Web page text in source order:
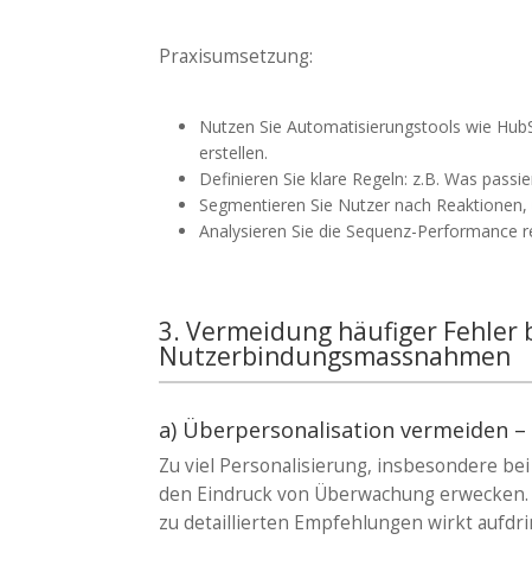
Praxisumsetzung:
Nutzen Sie Automatisierungstools wie
erstellen.
Definieren Sie klare Regeln: z.B. Was
Segmentieren Sie Nutzer nach
Analysieren Sie die Sequenz-
3. Vermeidung häufiger
Nutzerbindungsmassnahmen
a) Überpersonalisation vermeiden
Zu viel Personalisierung, insbesondere
den Eindruck von Überwachung
zu detaillierten Empfehlungen wirkt